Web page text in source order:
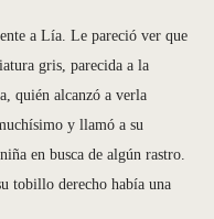
a Lía. Le pareció ver que
gris, parecida a la
quién alcanzó a verla
y llamó a su
en busca de algún rastro.
tobillo derecho había una